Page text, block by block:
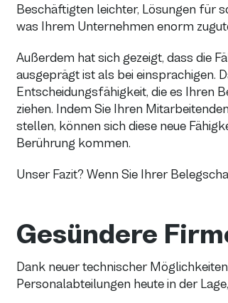
Beschäftigten leichter, Lösungen für
was Ihrem Unternehmen enorm
Außerdem hat sich gezeigt, dass die
ausgeprägt ist als bei einsprachigen.
Entscheidungsfähigkeit, die es Ihren
ziehen. Indem Sie Ihren
stellen, können sich diese neue
Berührung kommen.
Unser Fazit? Wenn Sie Ihrer
Gesündere
Dank neuer technischer
Personalabteilungen heute in der